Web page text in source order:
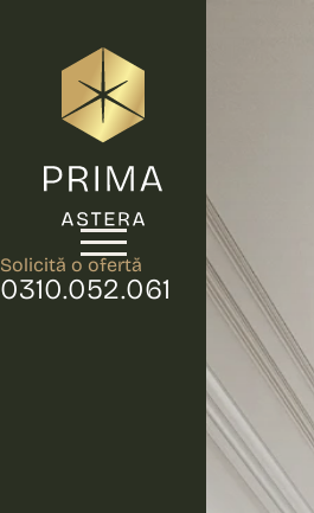
Solicită o ofertă
0310.052.061